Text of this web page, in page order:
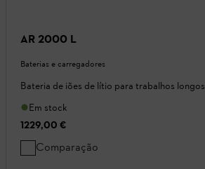
AR 2000 L
Baterias e carregadores
Bateria de iões de lítio para trabalhos longos
Em stock
1229,00 €
Comparação